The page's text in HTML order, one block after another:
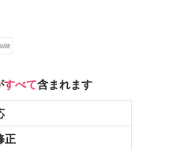
すべて含まれます
正